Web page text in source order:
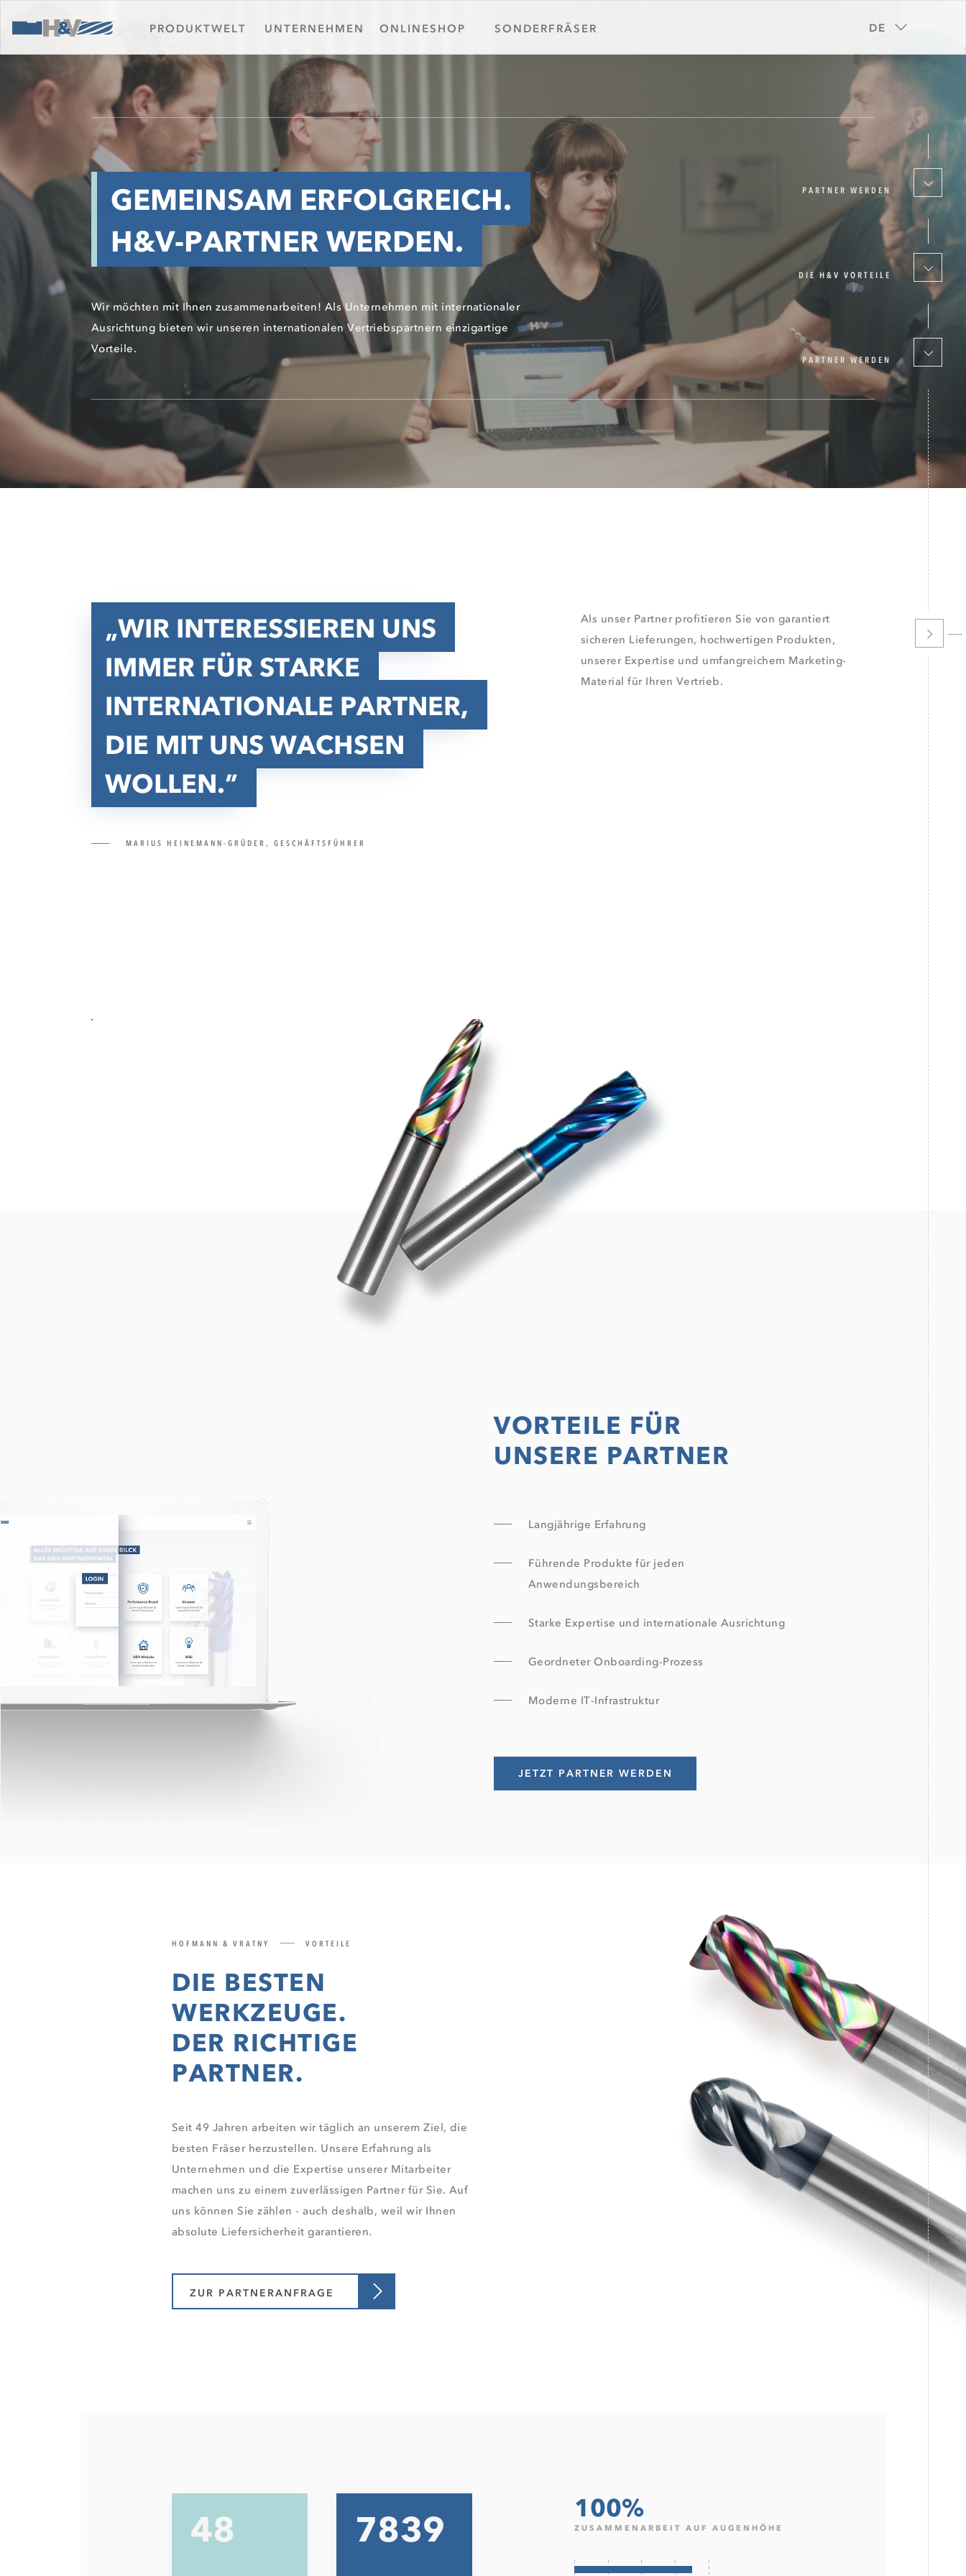
PRODUKTWELT UNTERNEHMEN ONLINESHOP SONDERFRÄSER DE
GEMEINSAM ERFOLGREICH.
H&V-PARTNER WERDEN.
Wir möchten mit Ihnen zusammenarbeiten! Als Unternehmen mit internationaler
Ausrichtung bieten wir unseren internationalen Vertriebspartnern einzigartige
Vorteile.
PARTNER WERDEN
DIE H&V VORTEILE
PARTNER WERDEN
WIR INTERESSIEREN UNS
IMMER FÜR STARKE
INTERNATIONALE PARTNER,
DIE MIT UNS WACHSEN
WOLLEN.
MARIUS HEINEMANN-GRÜDER, GESCHÄFTSFÜHRER
Als unser Partner profitieren Sie von garantiert
sicheren Lieferungen, hochwertigen Produkten,
unserer Expertise und umfangreichem Marketing-
Material für Ihren Vertrieb.
VORTEILE FÜR
UNSERE PARTNER
Langjährige Erfahrung
Führende Produkte für jeden
Anwendungsbereich
Starke Expertise und internationale Ausrichtung
Geordneter Onboarding-Prozess
Moderne IT-Infrastruktur
JETZT PARTNER WERDEN
HOFMANN & VRATNY VORTEILE
DIE BESTEN
WERKZEUGE.
DER RICHTIGE
PARTNER.
Seit 49 Jahren arbeiten wir täglich an unserem Ziel, die
besten Fräser herzustellen. Unsere Erfahrung als
Unternehmen und die Expertise unserer Mitarbeiter
machen uns zu einem zuverlässigen Partner für Sie. Auf
uns können Sie zählen - auch deshalb, weil wir Ihnen
absolute Liefersicherheit garantieren.
ZUR PARTNERANFRAGE
49 7988
100%
ZUSAMMENARBEIT AUF AUGENHÖHE